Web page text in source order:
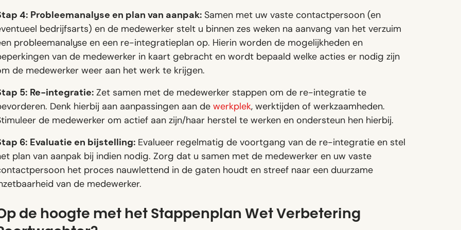
4: Probleemanalyse en plan van aanpak: Samen met uw vaste contactpersoon (en
bedrijfsarts) en de medewerker stelt u binnen zes weken na aanvang van het verzuim
probleemanalyse en een re-integratieplan op. Hierin worden de mogelijkheden en
van de medewerker in kaart gebracht en wordt bepaald welke acties er nodig zijn
de medewerker weer aan het werk te krijgen.
5: Re-integratie: Zet samen met de medewerker stappen om de re-integratie te
Denk hierbij aan aanpassingen aan de werkplek, werktijden of werkzaamheden.
de medewerker om actief aan zijn/haar herstel te werken en ondersteun hen hierbij.
6: Evaluatie en bijstelling: Evalueer regelmatig de voortgang van de re-integratie en stel
plan van aanpak bij indien nodig. Zorg dat u samen met de medewerker en uw vaste
het proces nauwlettend in de gaten houdt en streef naar een duurzame
van de medewerker.
de hoogte met het Stappenplan Wet Verbetering